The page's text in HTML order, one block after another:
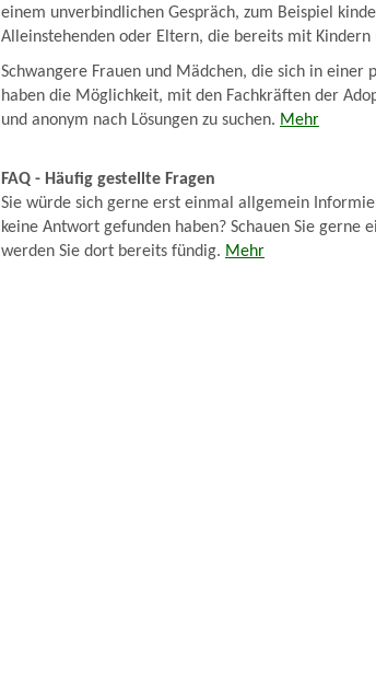
einem unverbindlichen Gespräch, zum Beispiel
Alleinstehenden oder Eltern, die bereits mit Kindern
Schwangere Frauen und Mädchen, die sich in
haben die Möglichkeit, mit den Fachkräften der
und anonym nach Lösungen zu suchen. Mehr
FAQ - Häufig gestellte Fragen
Sie würde sich gerne erst einmal allgemein
keine Antwort gefunden haben? Schauen Sie
werden Sie dort bereits fündig. Mehr